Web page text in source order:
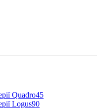
Quadro45
Logus90